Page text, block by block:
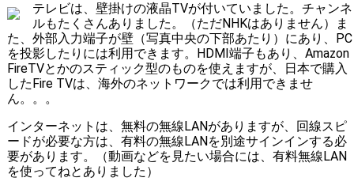
テレビは、壁掛けの液晶TVが付いていました。チャンネ
ルもたくさんありました。（ただNHKはありません）ま
た、外部入力端子が壁（写真中央の下部あたり）にあり、PC
を投影したりには利用できます。HDMI端子もあり、Amazon
FireTVとかのスティック型のものを使えますが、日本で購入
したFire TVは、海外のネットワークでは利用できませ
ん。。。
インターネットは、無料の無線LANがありますが、回線スピ
ードが必要な方は、有料の無線LANを別途サインインする必
要があります。（動画などを見たい場合には、有料無線LAN
を使ってねとありました）